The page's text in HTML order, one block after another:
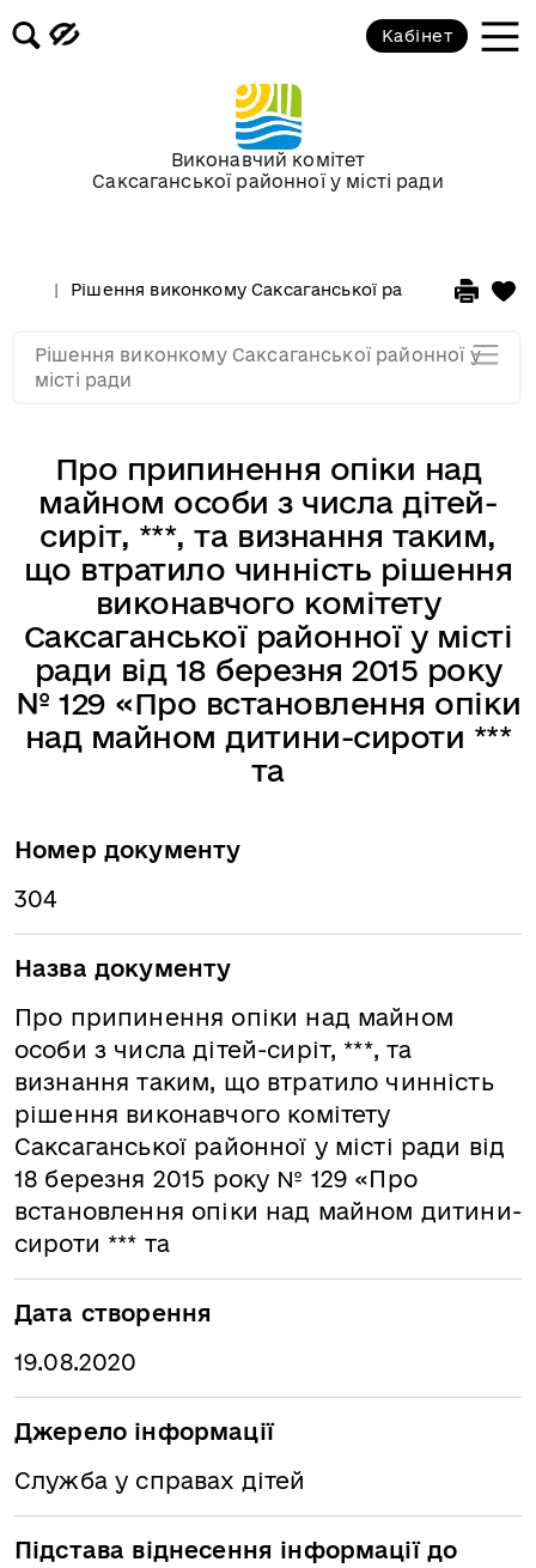
Виконавчий комітет
Саксаганської районної у місті ради
Кабінет
Рішення виконкому Саксаганської районної у місті
Про припинення опіки над
майном особи з числа дітей-
сиріт, ***, та визнання таким,
що втратило чинність рішення
виконавчого комітету
Саксаганської районної у місті
ради від 18 березня 2015 року
№ 129 «Про встановлення опіки
над майном дитини-сироти ***
та
Номер документу
304
Назва документу
Про припинення опіки над майном
особи з числа дітей-сиріт, ***, та
визнання таким, що втратило чинність
рішення виконавчого комітету
Саксаганської районної у місті ради від
18 березня 2015 року № 129 «Про
встановлення опіки над майном дитини-
сироти *** та
Дата створення
19.08.2020
Джерело інформації
Служба у справах дітей
Підстава віднесення інформації до
Рішення виконкому Саксаганської районної у
місті ради
Засідання за 2015 рік
Засідання за 2014 рік
Засідання за 2013 рік
Засідання за 2011
Засідання за 2010